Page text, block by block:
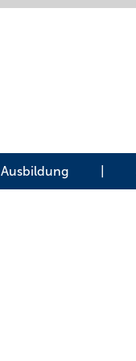
Ausbildung